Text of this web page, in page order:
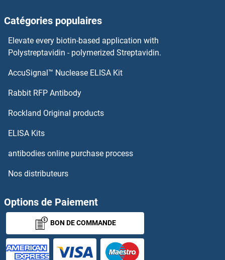
CALCOCO2 Protéines
CALCRL Protéines
Calcyphosine Protéines
Calcyphosine 2 Protéines
Calcyphosine-Like Protéines
CALHM1 Protéines
Calmegin Protéines
CALML3 Protéines
Catégories populaires
Elevate every biotin-based application with
Polystreptavidin - polymerized Streptavidin.
AccuSignal™ Nuclease ELISA Kit
Rabbit RFP Antibody
Rockland Original products
ELISA Kits
antibodies online purchase process
Nos distributeurs
Options de Paiement
BON DE COMMANDE